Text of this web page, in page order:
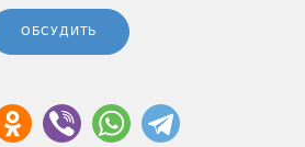
ОБСУДИТЬ